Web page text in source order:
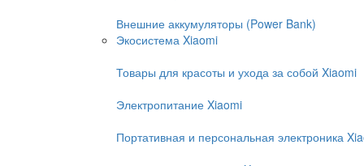
Внешние аккумуляторы (Power Bank)
Экосистема Xiaomi
Товары для красоты и ухода за собой Xiaomi
Электропитание Xiaomi
Портативная и персональная электроника